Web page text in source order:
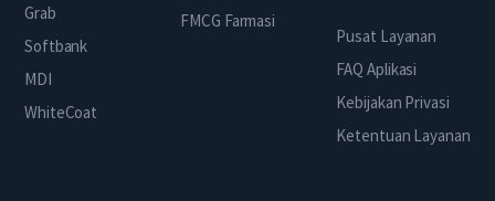
Grab
Softbank
MDI
WhiteCoat
FMCG Farmasi
Pusat Layanan
FAQ Aplikasi
Kebijakan Privasi
Ketentuan Layanan